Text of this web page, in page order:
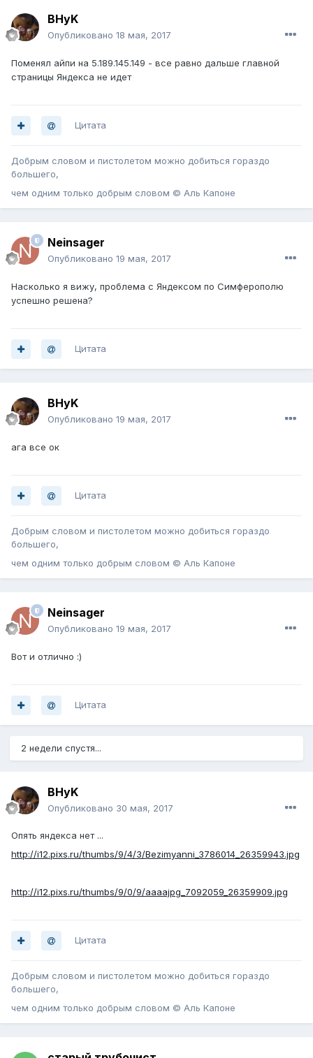
BHyK
Опубликовано 18 мая, 2017
Поменял айпи на 5.189.145.149 - все равно дальше главной
страницы Яндекса не идет
Цитата
Добрым словом и пистолетом можно добиться гораздо
большего,
чем одним только добрым словом © Аль Капоне
Neinsager
Опубликовано 19 мая, 2017
Насколько я вижу, проблема с Яндексом по Симферополю
успешно решена?
Цитата
BHyK
Опубликовано 19 мая, 2017
ага все ок
Цитата
Добрым словом и пистолетом можно добиться гораздо
большего,
чем одним только добрым словом © Аль Капоне
Neinsager
Опубликовано 19 мая, 2017
Вот и отлично :)
Цитата
2 недели спустя...
BHyK
Опубликовано 30 мая, 2017
Опять яндекса нет ...
http://i12.pixs.ru/thumbs/9/4/3/Bezimyanni_3786014_26359943.jpg
http://i12.pixs.ru/thumbs/9/0/9/aaaajpg_7092059_26359909.jpg
Цитата
Добрым словом и пистолетом можно добиться гораздо
большего,
чем одним только добрым словом © Аль Капоне